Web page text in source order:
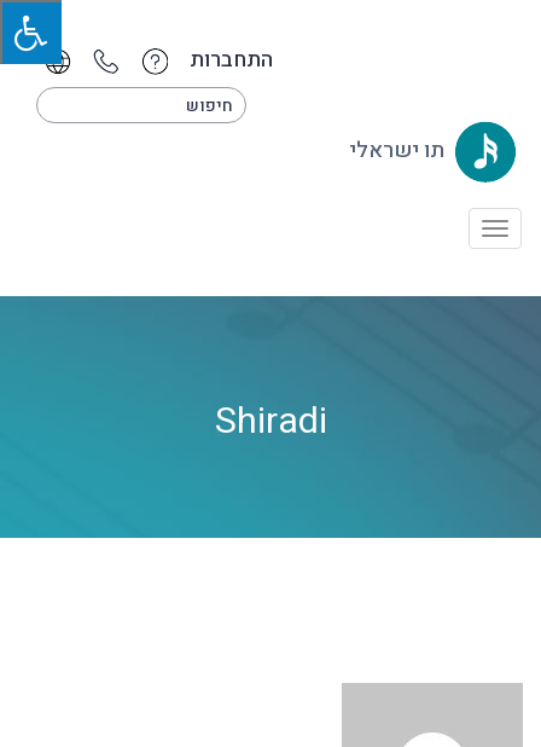
התחברות
תו ישראלי
Toggle
Shiradi